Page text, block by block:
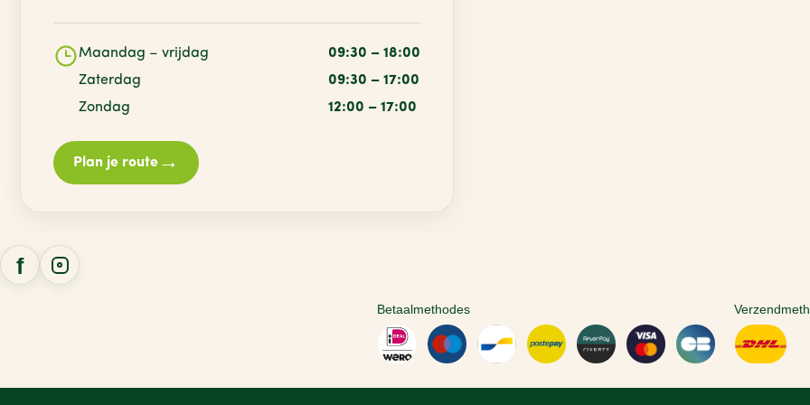
Maandag – vrijdag
09:30 – 18:00
Zaterdag
09:30 – 17:00
Zondag
12:00 – 17:00
Plan je route →
Betaalmethodes